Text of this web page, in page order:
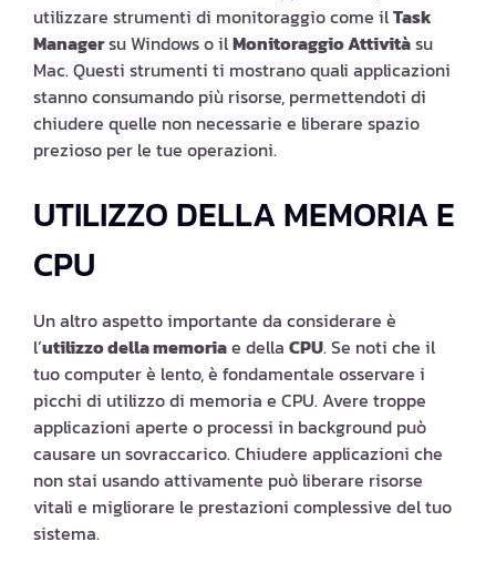
utilizzare strumenti di monitoraggio come ilTask
Managersu Windows o ilMonitoraggio Attivitàsu
Mac. Questi strumenti ti mostrano quali applicazioni
stanno consumando più risorse, permettendoti di
chiudere quelle non necessarie e liberare spazio
prezioso per le tue operazioni.
UTILIZZO DELLA MEMORIA E
CPU
Un altro aspetto importante da considerare è
l’utilizzo della memoriae della CPU. Se noti che il
tuo computer è lento, è fondamentale osservare i
picchi di utilizzo di memoria e CPU. Avere troppe
applicazioni aperte o processi in background può
causare un sovraccarico. Chiudere applicazioni che
non stai usando attivamente può liberare risorse
vitali e migliorare le prestazioni complessive del tuo
sistema.